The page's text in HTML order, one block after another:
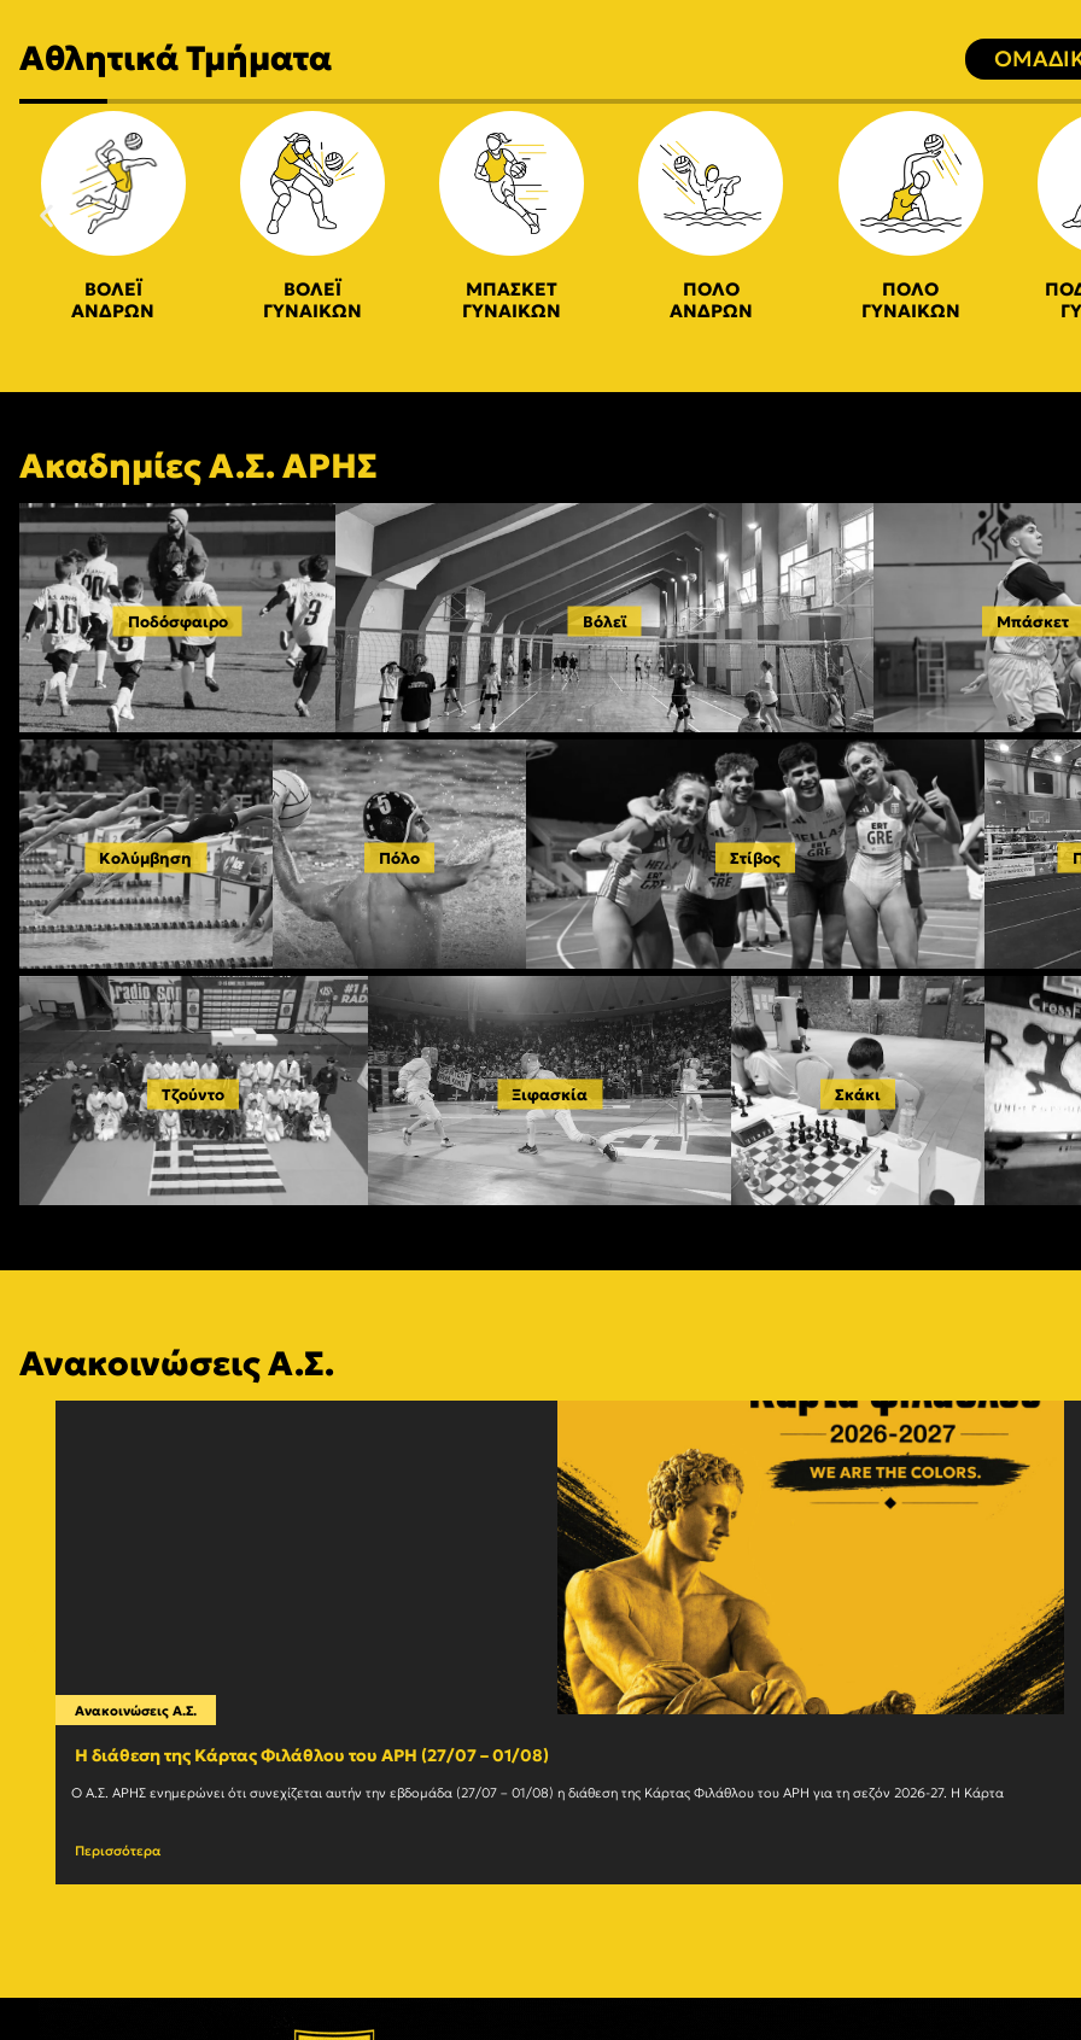
Αθλητικά Τμήματα
ΒΟΛΕΪ
ΑΝΔΡΩΝ
ΒΟΛΕΪ
ΓΥΝΑΙΚΩΝ
ΜΠΑΣΚΕΤ
ΓΥΝΑΙΚΩΝ
ΠΟΛΟ
ΑΝΔΡΩΝ
ΠΟΛΟ
ΓΥΝΑΙΚΩΝ
Ακαδημίες Α.Σ. ΑΡΗΣ
Ποδόσφαιρο Βόλεϊ Μπάσκετ
Κολύμβηση Πόλο Στίβος
Τζούντο Ξιφασκία Σκάκι
Ανακοινώσεις Α.Σ.
Ανακοινώσεις Α.Σ.
Η διάθεση της Κάρτας Φιλάθλου του ΑΡΗ (27/07 – 01/08)
Περισσότερα